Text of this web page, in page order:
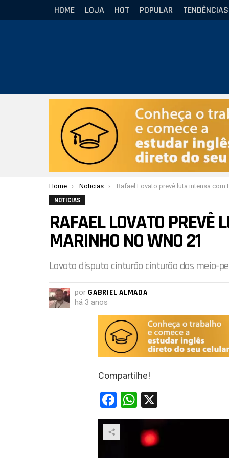
HOME LOJA HOT POPULAR TENDÊNCIAS
Você está aqui:
Home Noticias Rafael Lovato prevê luta intensa com Pedro Marinho no
NOTICIAS
RAFAEL LOVATO PREVÊ
MARINHO NO WNO 21
Lovato disputa cinturão cinturão dos meio-
por GABRIEL ALMADA
há 3 anos
Compartilhe!
F
a
W
h
at
s